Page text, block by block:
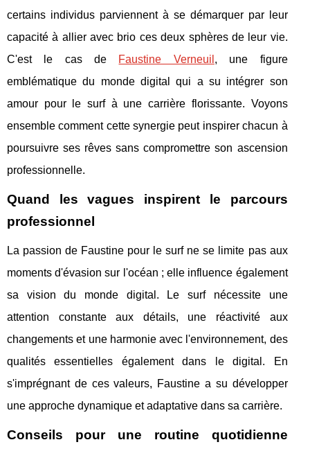
certains individus parviennent à se démarquer par leur
capacité à allier avec brio ces deux sphères de leur vie.
C'est le cas de Faustine Verneuil , une figure
emblématique du monde digital qui a su intégrer son
amour pour le surf à une carrière florissante. Voyons
ensemble comment cette synergie peut inspirer chacun à
poursuivre ses rêves sans compromettre son ascension
professionnelle.
Quand les vagues inspirent le parcours
professionnel
La passion de Faustine pour le surf ne se limite pas aux
moments d'évasion sur l'océan ; elle influence également
sa vision du monde digital. Le surf nécessite une
attention constante aux détails, une réactivité aux
changements et une harmonie avec l'environnement, des
qualités essentielles également dans le digital. En
s'imprégnant de ces valeurs, Faustine a su développer
une approche dynamique et adaptative dans sa carrière.
Conseils pour une routine quotidienne